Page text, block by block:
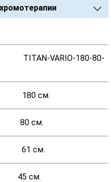
180-80-
см.
см.
см.
см.